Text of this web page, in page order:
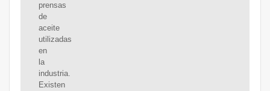
prensas
de
aceite
utilizadas
en
la
industria.
Existen